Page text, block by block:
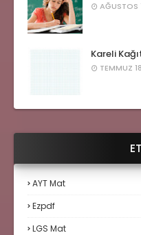
AĞUSTOS
Kareli
TEMMUZ
AYT Mat
Ezpdf
LGS Mat